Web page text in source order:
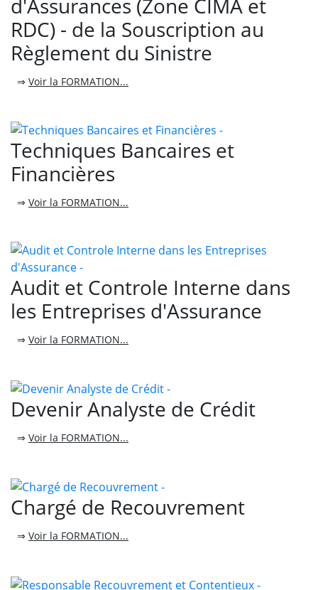
d'Assurances (Zone CIMA et
RDC) - de la Souscription au
Règlement du Sinistre
⇒ Voir la FORMATION...
Techniques Bancaires et
Financières
⇒ Voir la FORMATION...
Audit et Controle Interne dans
les Entreprises d'Assurance
⇒ Voir la FORMATION...
Devenir Analyste de Crédit
⇒ Voir la FORMATION...
Chargé de Recouvrement
⇒ Voir la FORMATION...